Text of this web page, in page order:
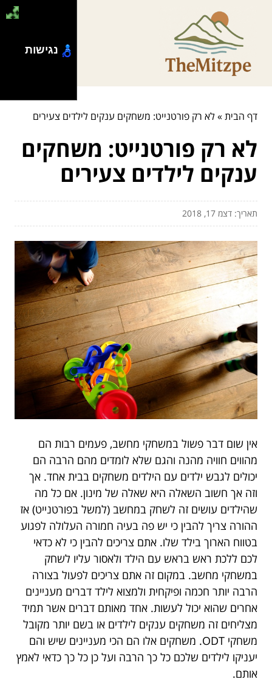
דף הבית»לא רק פורטנייט: משחקים ענקים לילדים צעירים
לא רק פורטנייט: משחקים
ענקים לילדים צעירים
תאריך: דצמ 17, 2018
אין שום דבר פשול במשחקי מחשב, פעמים רבות הם
מהווים חוויה מהנה והגם שלא לומדים מהם הרבה הם
יכולים לגבש ילדים עם הילדים משחקים בבית אחד. אך
וזה אך חשוב השאלה היא שאלה של מינון. אם כל מה
שהילדים עושים זה לשחק במחשב (למשל בפורטנייט) אז
ההורה צריך להבין כי יש פה בעיה חמורה העלולה לפגוע
בטווח הארוך בילד שלו. אתם צריכים להבין כי לא כדאי
לכם ללכת ראש בראש עם הילד ולאסור עליו לשחק
במשחקי מחשב. במקום זה אתם צריכים לפעול בצורה
הרבה יותר חכמה ופיקחית ולמצוא לילד דברים מעניינים
אחרים שהוא יכול לעשות. אחד מאותם דברים אשר תמיד
מצליחים זה משחקים ענקים לילדים או בשם יותר מקובל
משחקי ODT. משחקים אלו הם הכי מעניינים שיש והם
יעניקו לילדים שלכם כל כך הרבה ועל כן כל כך כדאי לאמץ
אותם.
נגישות